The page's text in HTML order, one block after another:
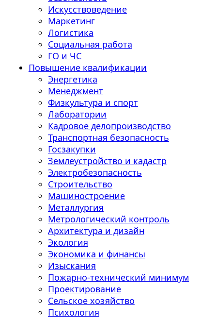
Искусствоведение
Маркетинг
Логистика
Социальная работа
ГО и ЧС
Повышение квалификации
Энергетика
Менеджмент
Физкультура и спорт
Лаборатории
Кадровое делопроизводство
Транспортная безопасность
Госзакупки
Землеустройство и кадастр
Электробезопасность
Строительство
Машиностроение
Металлургия
Метрологический контроль
Архитектура и дизайн
Экология
Экономика и финансы
Изыскания
Пожарно-технический минимум
Проектирование
Сельское хозяйство
Психология